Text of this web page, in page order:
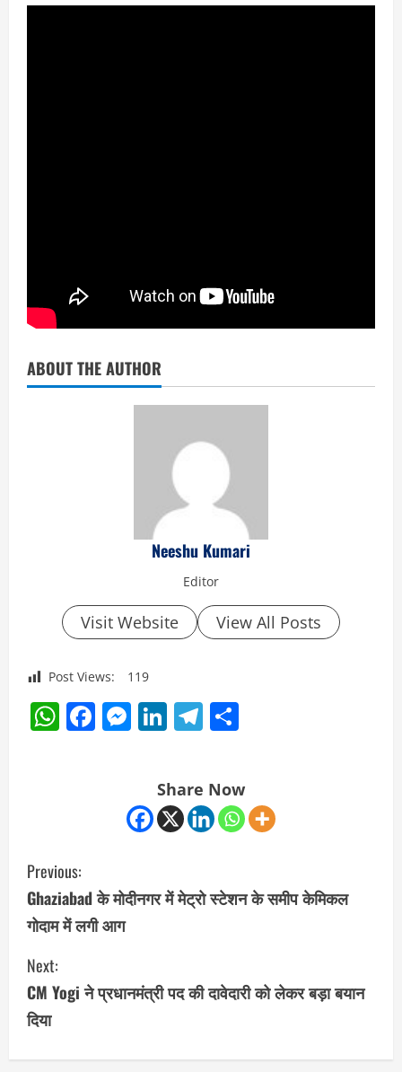
ABOUT THE AUTHOR
Neeshu Kumari
Editor
Visit Website View All Posts
Post Views: 119
WhatsApp
Facebook
Messenger
LinkedIn
Telegram
Share Now
C
o
n
t
i
n
Previous:
Ghaziabad के मोदीनगर में मेट्रो स्टेशन के समीप केमिकल
गोदाम में लगी आग
Next:
CM Yogi ने प्रधानमंत्री पद की दावेदारी को लेकर बड़ा बयान
दिया